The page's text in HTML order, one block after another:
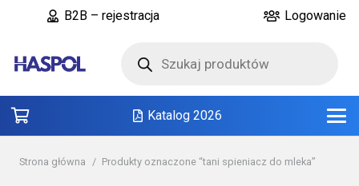
B2B – rejestracja Logowanie
produktów
Katalog 2026
Strona główna / Produkty oznaczone “tani spieniacz do mleka”